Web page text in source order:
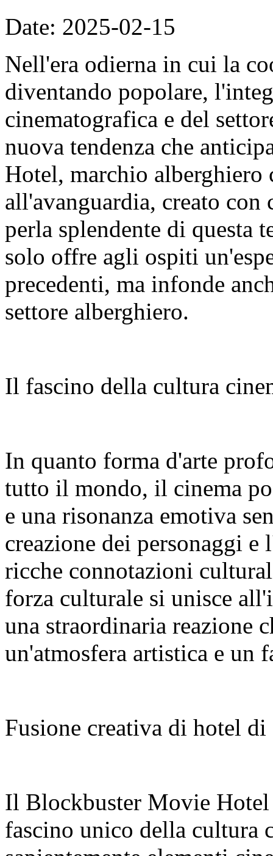
Date: 2025-02-15
Nell'era odierna in cui la
diventando popolare,
cinematografica e del
nuova tendenza che
Hotel, marchio alberghiero
all'avanguardia, creato
perla splendente di questa
solo offre agli ospiti
precedenti, ma infonde
settore alberghiero.
Il fascino della cultura
In quanto forma d'arte
tutto il mondo, il cinema
e una risonanza emotiva
creazione dei personaggi
ricche connotazioni
forza culturale si unisce
una straordinaria reazione
un'atmosfera artistica e un
Fusione creativa di hotel
Il Blockbuster Movie Hotel
fascino unico della cultura